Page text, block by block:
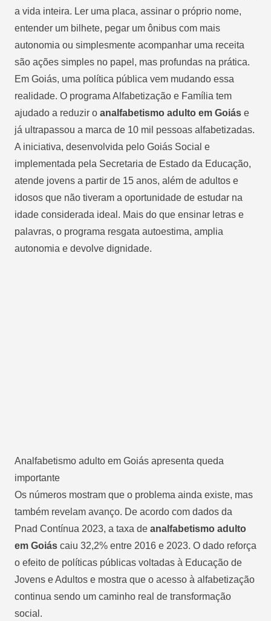
a vida inteira. Ler uma placa, assinar o próprio nome,
entender um bilhete, pegar um ônibus com mais
autonomia ou simplesmente acompanhar uma receita
são ações simples no papel, mas profundas na prática.
Em Goiás, uma política pública vem mudando essa
realidade. O programa Alfabetização e Família tem
ajudado a reduzir o analfabetismo adulto em Goiás e
já ultrapassou a marca de 10 mil pessoas alfabetizadas.
A iniciativa, desenvolvida pelo Goiás Social e
implementada pela Secretaria de Estado da Educação,
atende jovens a partir de 15 anos, além de adultos e
idosos que não tiveram a oportunidade de estudar na
idade considerada ideal. Mais do que ensinar letras e
palavras, o programa resgata autoestima, amplia
autonomia e devolve dignidade.
Analfabetismo adulto em Goiás apresenta queda
importante
Os números mostram que o problema ainda existe, mas
também revelam avanço. De acordo com dados da
Pnad Contínua 2023, a taxa de analfabetismo adulto
em Goiás caiu 32,2% entre 2016 e 2023. O dado reforça
o efeito de políticas públicas voltadas à Educação de
Jovens e Adultos e mostra que o acesso à alfabetização
continua sendo um caminho real de transformação
social .